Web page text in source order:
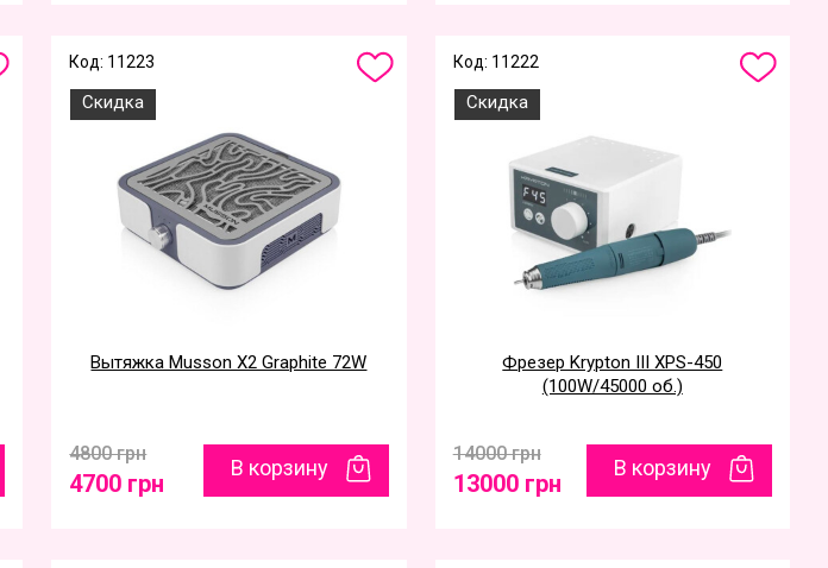
Код: 11223
Скидка
Вытяжка Musson X2 Graphite 72W
4800 грн
4700 грн
В корзину
Код: 11222
Скидка
Фрезер Krypton III XPS-450
(100W/45000 об.)
14000 грн
13000 грн
В корзину